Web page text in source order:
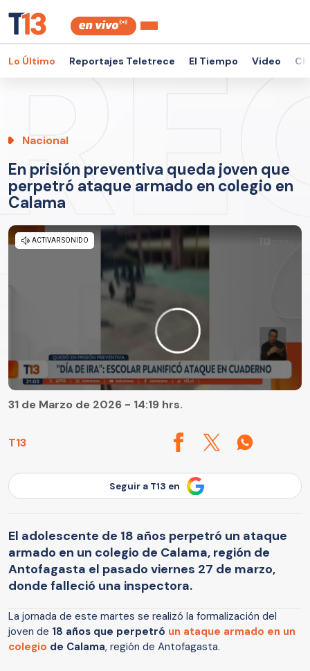
Lo Último Reportajes Teletrece El Tiempo Video
Nacional
En prisión preventiva queda joven que
perpetró ataque armado en colegio en
Calama
T13
31 de Marzo de 2026 - 14:19 hrs.
Seguir a T13 en
El adolescente de 18 años perpetró un ataque
armado en un colegio de Calama, región de
Antofagasta el pasado viernes 27 de marzo,
donde falleció una inspectora.
La jornada de este martes se realizó la formalización del
joven de 18 años que perpetró un ataque armado en un
colegio de Calama, región de Antofagasta.